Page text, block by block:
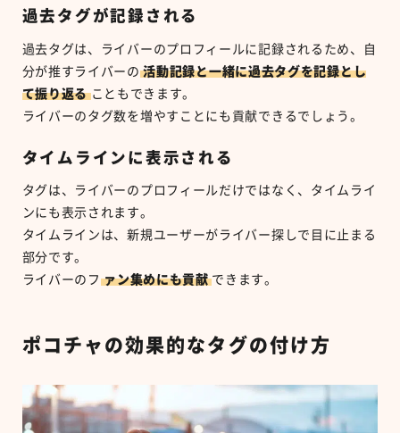
過去タグが記録される
過去タグは、ライバーのプロフィールに記録されるため、自
分が推すライバーの 活動記録と一緒に過去タグを記録とし
て振り返る こともできます。
ライバーのタグ数を増やすことにも貢献できるでしょう。
タイムラインに表示される
タグは、ライバーのプロフィールだけではなく、タイムライ
ンにも表示されます。
タイムラインは、新規ユーザーがライバー探しで目に止まる
部分です。
ライバーのフ ァン集めにも貢献 できます。
ポコチャの効果的なタグの付け方